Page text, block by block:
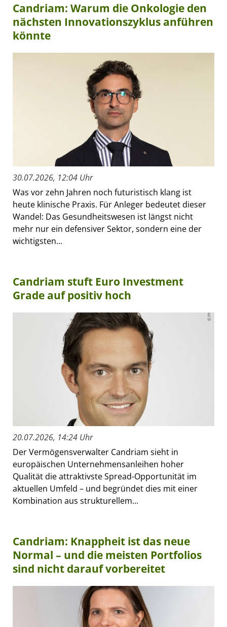
Candriam: Warum die Onkologie den
nächsten Innovationszyklus anführen
könnte
30.07.2026, 12:04 Uhr
Was vor zehn Jahren noch futuristisch klang ist
heute klinische Praxis. Für Anleger bedeutet dieser
Wandel: Das Gesundheitswesen ist längst nicht
mehr nur ein defensiver Sektor, sondern eine der
wichtigsten...
Candriam stuft Euro Investment
Grade auf positiv hoch
20.07.2026, 14:24 Uhr
Der Vermögensverwalter Candriam sieht in
europäischen Unternehmensanleihen hoher
Qualität die attraktivste Spread-Opportunität im
aktuellen Umfeld – und begründet dies mit einer
Kombination aus strukturellem...
Candriam: Knappheit ist das neue
Normal – und die meisten Portfolios
sind nicht darauf vorbereitet